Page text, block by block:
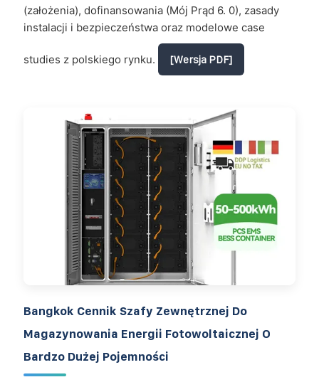
(założenia), dofinansowania (Mój Prąd 6. 0), zasady
instalacji i bezpieczeństwa oraz modelowe case
studies z polskiego rynku. [Wersja PDF]
Bangkok Cennik Szafy Zewnętrznej Do
Magazynowania Energii Fotowoltaicznej O
Bardzo Dużej Pojemności